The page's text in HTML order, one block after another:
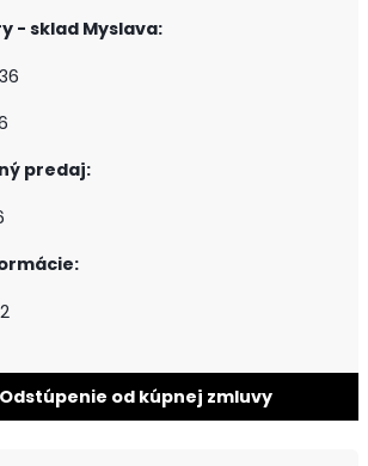
- sklad Myslava:
predaj:
Odstúpenie od kúpnej zmluvy